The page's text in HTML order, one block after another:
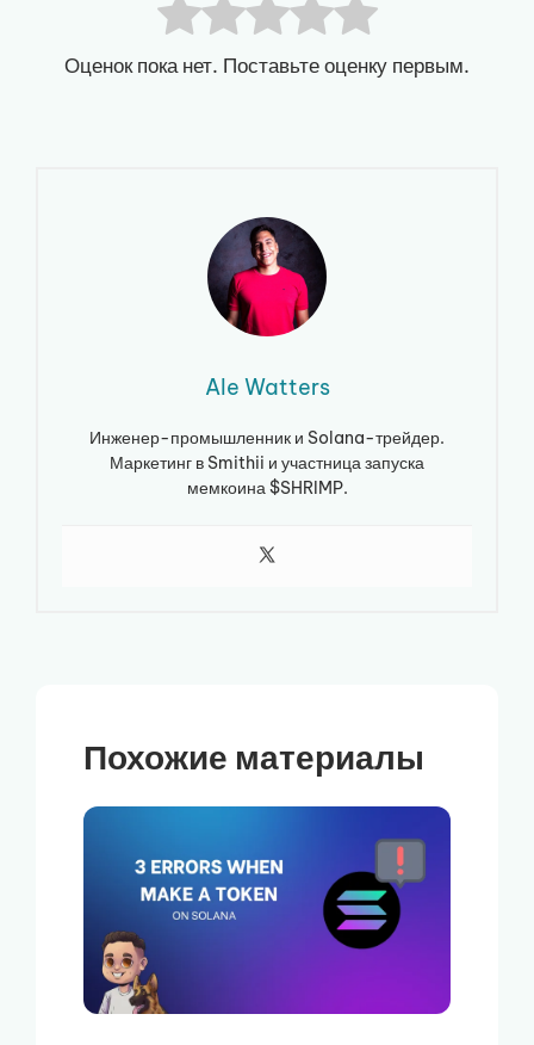
Оценок пока нет. Поставьте оценку первым.
Ale Watters
Инженер-промышленник и Solana-трейдер.
Маркетинг в Smithii и участница запуска
мемкоина $SHRIMP.
Похожие материалы